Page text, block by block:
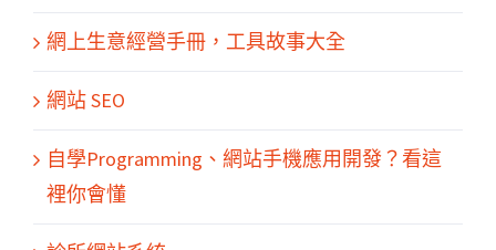
網上生意經營手冊，工具故事大全
網站 SEO
自學Programming、網站手機應用開發？看這
裡你會懂
關於我們